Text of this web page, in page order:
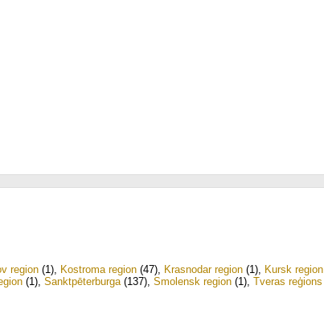
region (1), Kostroma region (47), Krasnodar region (1), Kursk region
(1), Sanktpēterburga(137), Smolensk region (1), Tveras reģions